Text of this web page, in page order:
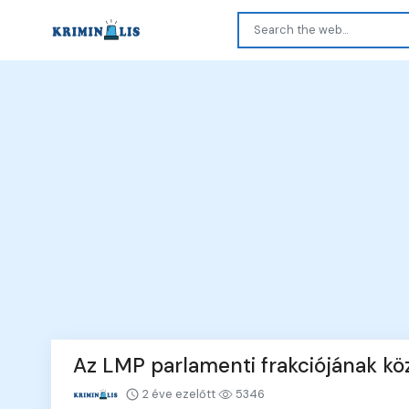
Az LMP parlamenti frakciójának
2 éve ezelőtt 5346